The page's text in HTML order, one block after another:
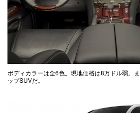
ボディカラーは全6色。現地価格は8万ドル弱。
ップSUVだ。